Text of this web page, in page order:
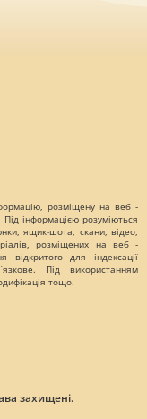
розміщену на веб -
інформацією розуміються
ящик-шота, скани, відео,
розміщених на веб -
відкритого для індексації
Під використанням
тощо.
захищені.